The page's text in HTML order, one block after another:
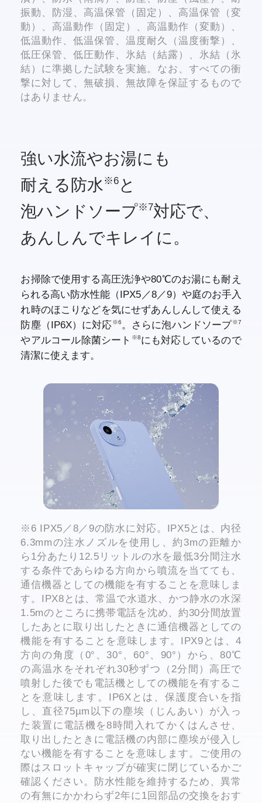
振動、防湿、高温保管（固定）、高温保管（変
動）、高温動作（固定）、高温動作（変動）、
低温動作、低温保管、温度耐久（温度衝撃）、
低圧保管、低圧動作、氷結（結露）、氷結（氷
結）に準拠した試験を実施。なお、すべての衝
撃に対して、無破損、無故障を保証するもので
はありません。
強い水流やお湯にも
耐える防水※6 と
泡ハンドソープ※7対応で、
あんしんでキレイに。
お掃除で使用する高圧洗浄や80℃のお湯にも耐え
られる高い防水性能（IPX5／8／9）や庭のお手入
れ時のほこりなどを気にせずあんしんして使える
防塵（IP6X）に対応※6 。 さらに泡ハンドソープ※7
やアルコール除菌シート ※8にも対応しているので
清潔に使えます。
※6 IPX5／8／9の防水に対応。IPX5とは、内径
6.3mmの注水ノズルを使用し、約3mの距離か
ら1分あたり12.5リットルの水を最低3分間注水
する条件であらゆる方向から噴流を当てても、
通信機器としての機能を有することを意味しま
す。IPX8とは、常温で水道水、かつ静水の水深
1.5mのところに携帯電話を沈め、約30分間放置
したあとに取り出したときに通信機器としての
機能を有することを意味します。IPX9とは、4
方向の角度（0°、30°、60°、90°）から、80℃
の高温水をそれぞれ30秒ずつ（2分間）高圧で
噴射した後でも電話機としての機能を有するこ
とを意味します。IP6Xとは、保護度合いを指
し、直径75µm以下の塵埃（じんあい）が入っ
た装置に電話機を8時間入れてかくはんさせ、
取り出したときに電話機の内部に塵埃が侵入し
ない機能を有することを意味します。ご使用の
際はスロットキャップが確実に閉じているかご
確認ください。防水性能を維持するため、異常
の有無にかかわらず2年に1回部品の交換をおす